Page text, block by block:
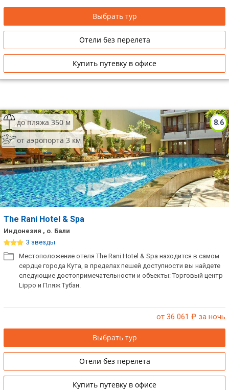
Выбрать тур
Отели без перелета
Купить путевку в офисе
8.6
до пляжа 350 м
от аэропорта 3 км
The Rani Hotel & Spa
Индонезия , о. Бали
3 звезды
Местоположение отеля The Rani Hotel & Spa находится в самом
сердце города Кута, в пределах пешей доступности вы найдете
следующие достопримечательности и объекты: Торговый центр
Lippo и Пляж Тубан.
от 36 061 ₽ за ночь
Выбрать тур
Отели без перелета
Купить путевку в офисе